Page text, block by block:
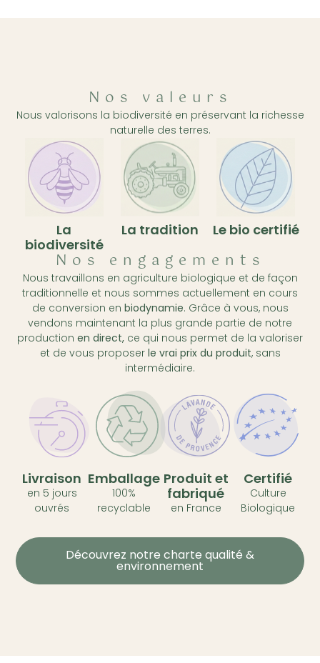
Nos valeurs
Nous valorisons la biodiversité en préservant la richesse
naturelle des terres.
La
biodiversité
La tradition Le bio certifié
Nos engagements
Nous travaillons en agriculture biologique et de façon
traditionnelle et nous sommes actuellement en cours
de conversion en biodynamie. Grâce à vous, nous
vendons maintenant la plus grande partie de notre
production en direct, ce qui nous permet de la valoriser
et de vous proposer le vrai prix du produit, sans
intermédiaire.
Livraison
en 5 jours
ouvrés
Emballage
100%
recyclable
Produit et
fabriqué
en France
Certifié
Culture
Biologique
Découvrez notre charte qualité &
environnement